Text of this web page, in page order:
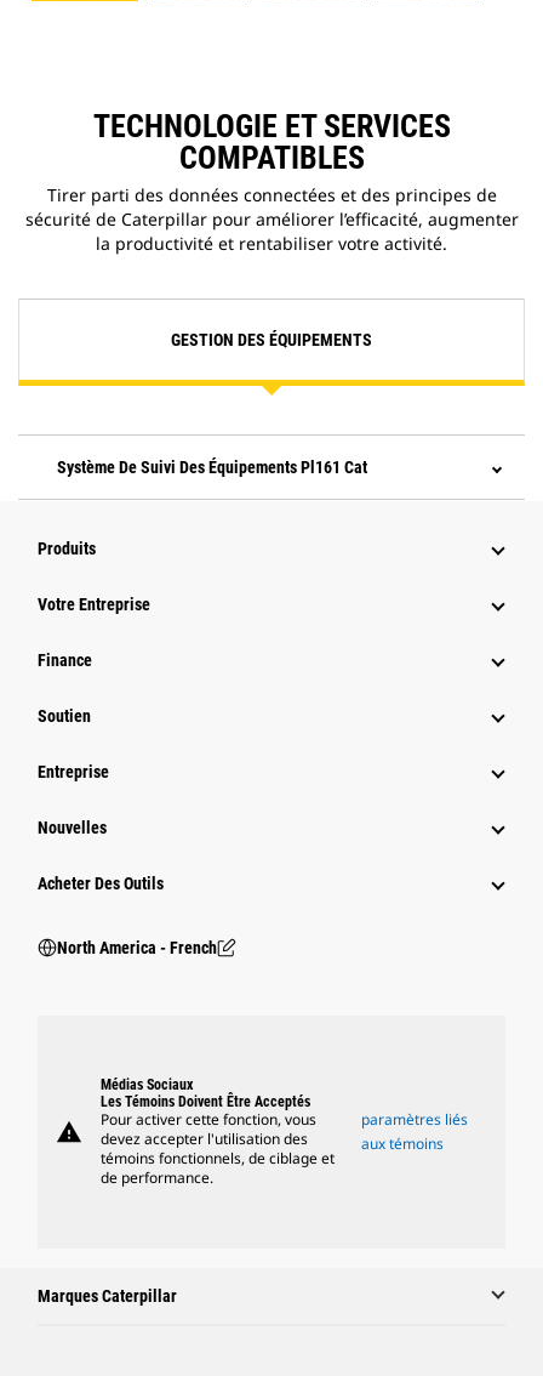
TECHNOLOGIE ET SERVICES
COMPATIBLES
Tirer parti des données connectées et des principes de
sécurité de Caterpillar pour améliorer l’efficacité, augmenter
la productivité et rentabiliser votre activité.
GESTION DES ÉQUIPEMENTS
Système De Suivi Des Équipements Pl161 Cat
Produits
Votre Entreprise
Finance
Soutien
Entreprise
Nouvelles
Acheter Des Outils
North America - French
warning
Médias Sociaux
Les Témoins Doivent Être Acceptés
Pour activer cette fonction, vous
devez accepter l'utilisation des
témoins fonctionnels, de ciblage et
de performance.
paramètres liés
aux témoins
Marques Caterpillar